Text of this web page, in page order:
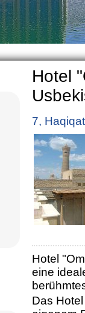
growth is
marriages
percentage
in the
family is
The usual
rather big.
5-6 children.
Hotel
7,
Hotel
eine
Das